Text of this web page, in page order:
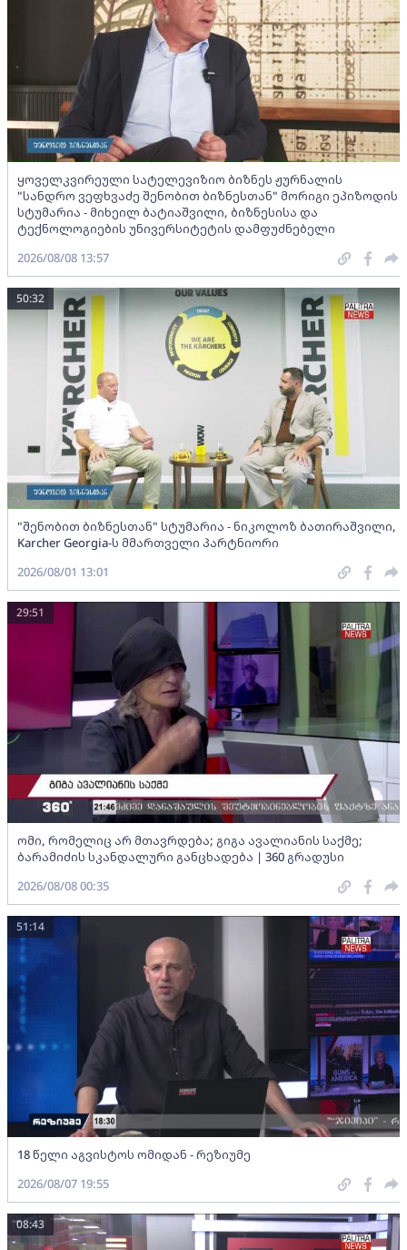
ყოველკვირეული სატელევიზიო ბიზნეს ჟურნალის
"სანდრო ვეფხვაძე შენობით ბიზნესთან" მორიგი ეპიზოდის
სტუმარია - მიხეილ ბატიაშვილი, ბიზნესისა და
ტექნოლოგიების უნივერსიტეტის დამფუძნებელი
2026/08/08 13:57
"შენობით ბიზნესთან" სტუმარია - ნიკოლოზ ბათირაშვილი,
Karcher Georgia-ს მმართველი პარტნიორი
50:32
2026/08/01 13:01
ომი, რომელიც არ მთავრდება; გიგა ავალიანის საქმე;
ბარამიძის სკანდალური განცხადება | 360 გრადუსი
29:51
2026/08/08 00:35
18 წელი აგვისტოს ომიდან - რეზიუმე
51:14
2026/08/07 19:55
08:43